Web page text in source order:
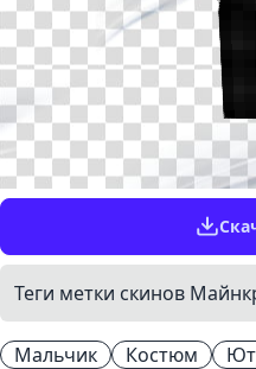
Теги метки скинов
Мальчик Костюм